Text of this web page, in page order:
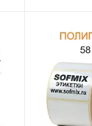
В
К